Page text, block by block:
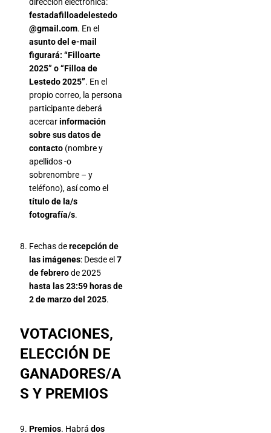
festadafilloadelestedo
@gmail.com. En el
asunto del e-mail
figurará: “Filloarte
2025” o “Filloa de
Lestedo 2025”. En el
propio correo, la persona
participante deberá
acercarinformación
sobre sus datos de
contacto (nombre y
apellidos -o
sobrenombre – y
teléfono), así como el
título de la/s
fotografía/s.
Fechas derecepción de
las imágenes: Desde el 7
de febrerode 2025
hasta las 23:59 horas de
2 de marzo del 2025.
VOTACIONES,
ELECCIÓN DE
GANADORES/A
S Y PREMIOS
Premios. Habrádos